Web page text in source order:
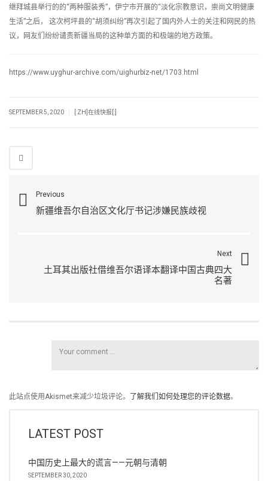
继拜城县举行的的“两种服装秀”，伊宁市开展的“淡化宗教意识，崇尚文明健康
生活”之后， 这次柯坪县的“胡须纠纷”再次引起了国内外人士的关注和网民的热
议，网友们纷纷谴责新疆当局的这种单方面的和极端的地方政策。
https://www.uyghur-archive.com/uighurbiz-net/1703.html
SEPTEMBER 5, 2020 [:ZH]在线快报[:]
Previous
新疆维吾尔自治区文化厅书记涉嫌民族歧视
Next
土耳其出版社借维吾尔语译本翻译中国古典四大
名著
此站点使用Akismet来减少垃圾评论。 了解我们如何处理您的评论数据。
LATEST POST
中国历史上最大的谎言——元朝与清朝
SEPTEMBER 30, 2020